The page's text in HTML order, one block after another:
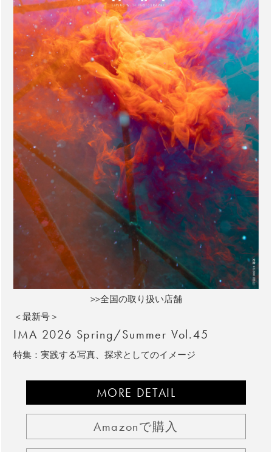
>>全国の取り扱い店舗
＜最新号＞
IMA 2026 Spring/Summer Vol.45
特集：実践する写真、探求としてのイメージ
MORE DETAIL
Amazonで購入